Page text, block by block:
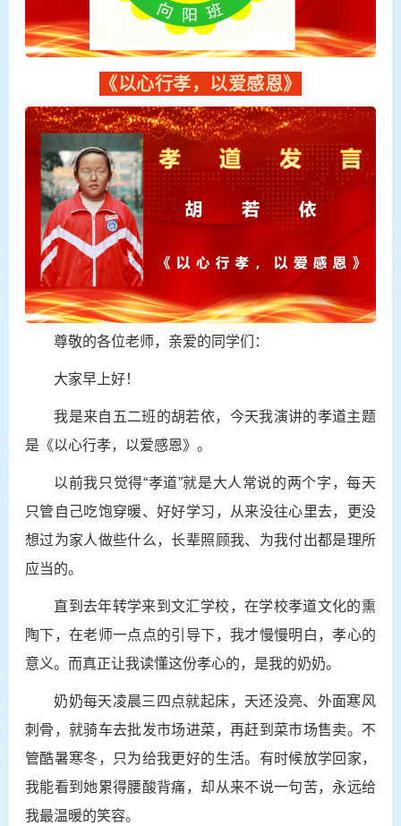
《以心行孝，以爱感恩》
尊敬的各位老师，亲爱的同学们：
大家早上好！
我是来自五二班的胡若依，今天我演讲的孝道主题
是《以心行孝，以爱感恩》。
以前我只觉得“孝道”就是大人常说的两个字，每天
只管自己吃饱穿暖、好好学习，从来没往心里去，更没
想过为家人做些什么，长辈照顾我、为我付出都是理所
应当的。
直到去年转学来到文汇学校，在学校孝道文化的熏
陶下，在老师一点点的引导下，我才慢慢明白，孝心的
意义。而真正让我读懂这份孝心的，是我的奶奶。
奶奶每天凌晨三四点就起床，天还没亮、外面寒风
刺骨，就骑车去批发市场进菜，再赶到菜市场售卖。不
管酷暑寒冬，只为给我更好的生活。有时候放学回家，
我能看到她累得腰酸背痛，却从来不说一句苦，永远给
我最温暖的笑容。